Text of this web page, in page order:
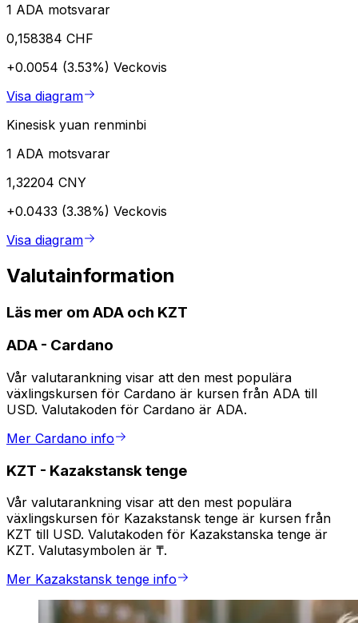
1 ADA motsvarar
0,158384 CHF
+0.0054 (3.53%) Veckovis
Visa diagram
Kinesisk yuan renminbi
1 ADA motsvarar
1,32204 CNY
+0.0433 (3.38%) Veckovis
Visa diagram
Valutainformation
Läs mer om ADA och KZT
ADA - Cardano
Vår valutarankning visar att den mest populära
växlingskursen för Cardano är kursen från ADA till
USD. Valutakoden för Cardano är ADA.
Mer Cardano info
KZT - Kazakstansk tenge
Vår valutarankning visar att den mest populära
växlingskursen för Kazakstansk tenge är kursen från
KZT till USD. Valutakoden för Kazakstanska tenge är
KZT. Valutasymbolen är ₸.
Mer Kazakstansk tenge info